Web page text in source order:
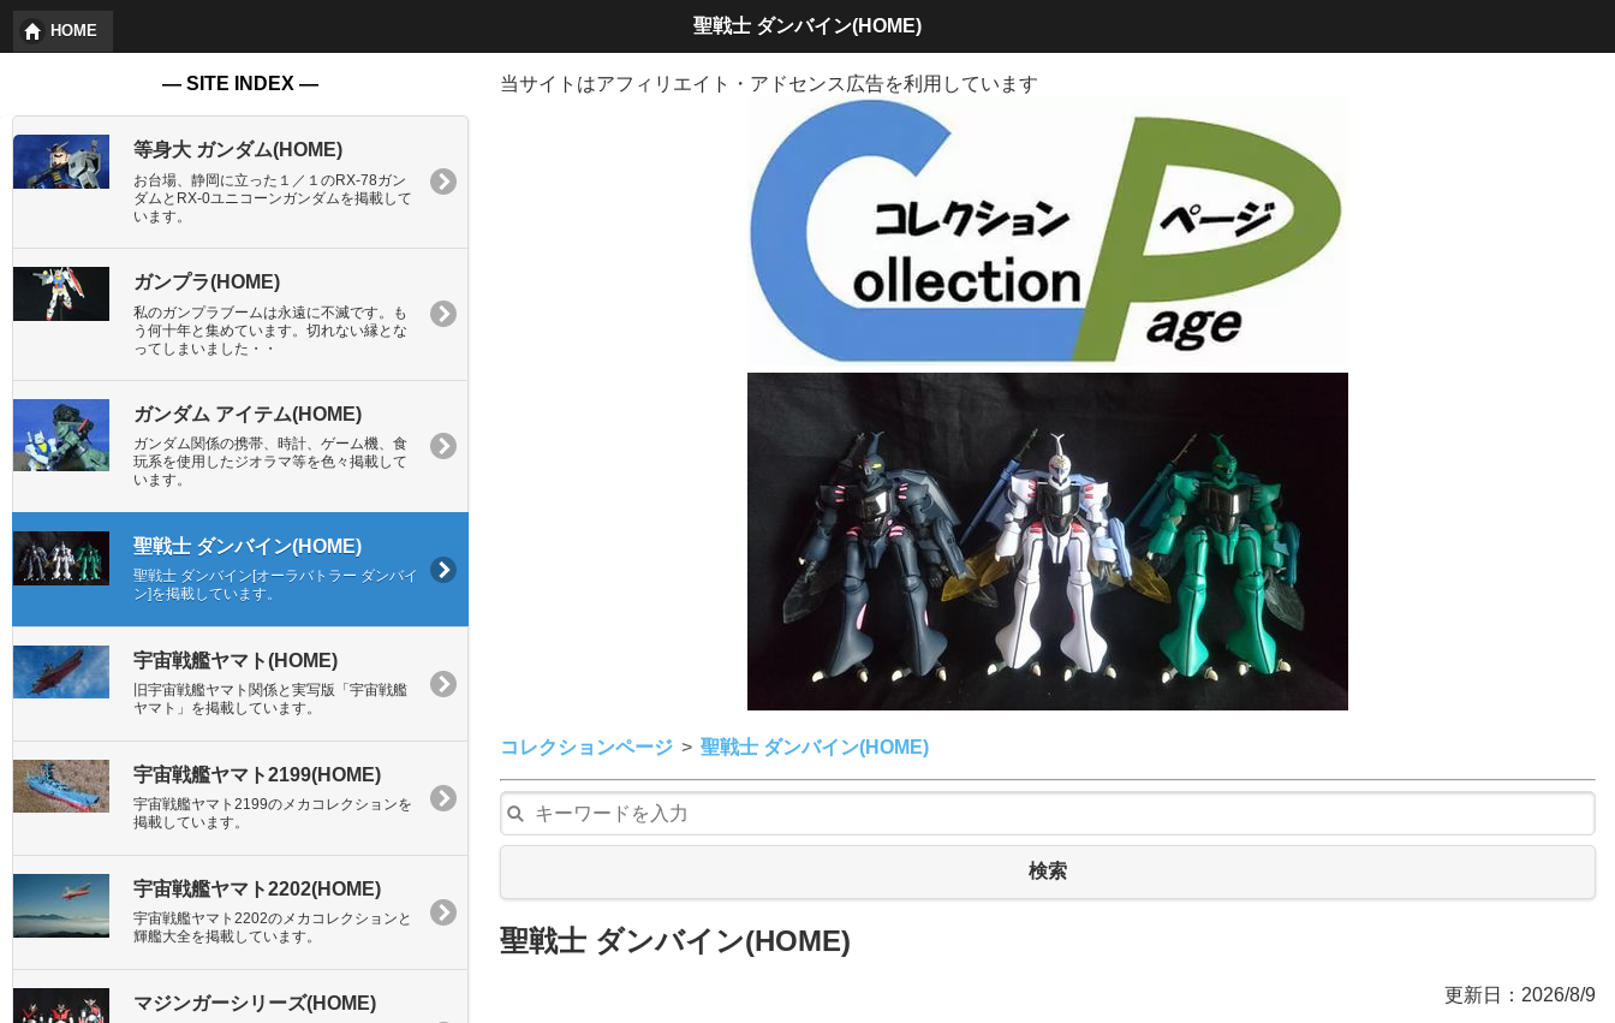
聖戦士 ダンバイン(HOME)
HOME
当サイトはアフィリエイト・アドセンス広告を利用しています
コレクションページ 聖戦士 ダンバイン(HOME)
検索
聖戦士 ダンバイン(HOME)
更新日：2026/8/9
― SITE INDEX ―
等身大 ガンダム(HOME)
お台場、静岡に立った１／１のRX-78ガン
ダムとRX-0ユニコーンガンダムを掲載して
います。
ガンプラ(HOME)
私のガンプラブームは永遠に不滅です。も
う何十年と集めています。切れない縁とな
ってしまいました・・
ガンダム アイテム(HOME)
ガンダム関係の携帯、時計、ゲーム機、食
玩系を使用したジオラマ等を色々掲載して
います。
聖戦士 ダンバイン(HOME)
聖戦士 ダンバイン[オーラバトラー ダンバイ
ン]を掲載しています。
宇宙戦艦ヤマト(HOME)
旧宇宙戦艦ヤマト関係と実写版「宇宙戦艦
ヤマト」を掲載しています。
宇宙戦艦ヤマト2199(HOME)
宇宙戦艦ヤマト2199のメカコレクションを
掲載しています。
宇宙戦艦ヤマト2202(HOME)
宇宙戦艦ヤマト2202のメカコレクションと
輝艦大全を掲載しています。
マジンガーシリーズ(HOME)